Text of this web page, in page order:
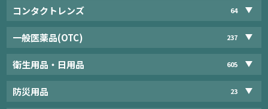
コンタクトレンズ 64
一般医薬品(OTC) 237
衛生用品・日用品 605
防災用品 23